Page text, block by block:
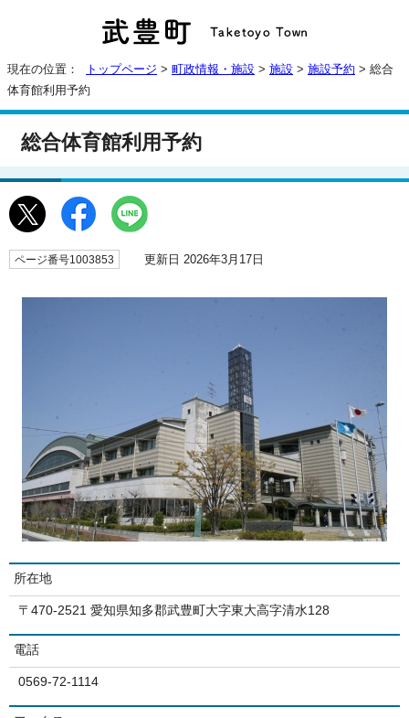
現在の位置： トップページ > 町政情報・施設 > 施設 > 施設予約 > 総合
体育館利用予約
総合体育館利用予約
ページ番号1003853 更新日 2026年3月17日
所在地
〒470-2521 愛知県知多郡武豊町大字東大高字清水128
電話
0569-72-1114